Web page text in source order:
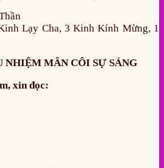
Lạy Cha, 3 Kinh Kính Mừng, 1
NHIỆM MÂN CÔI SỰ SÁNG
xin đọc: